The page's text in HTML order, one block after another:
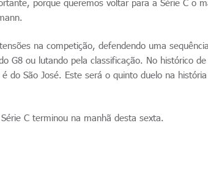
porque queremos voltar para a Série C o
na competição, defendendo uma
G8 ou lutando pela classificação. No histórico de
do São José. Este será o quinto duelo na
C terminou na manhã desta sexta.